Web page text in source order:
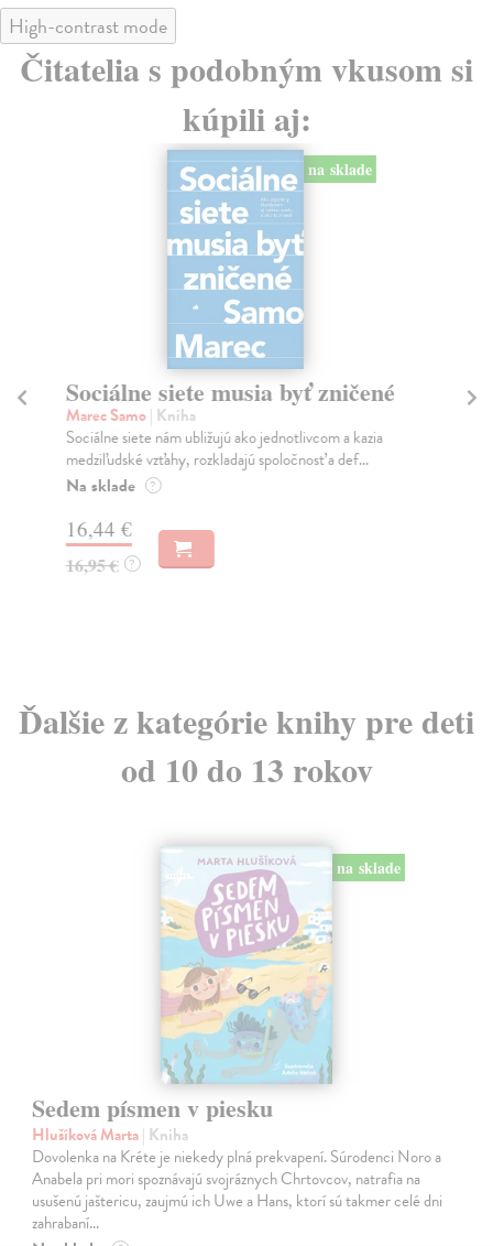
High-contrast mode
Čitatelia s podobným vkusom si
kúpili aj:
na sklade
Sociálne siete musia byť zničené
Marec Samo| Kniha
Sociálne siete nám ubližujú ako jednotlivcom a kazia
medziľudské vzťahy, rozkladajú spoločnosť a def...
Na sklade ?
16,44 €
16,95 € ?
Ďalšie z kategórie knihy pre deti
od 10 do 13 rokov
na sklade
Sedem písmen v piesku
Hlušíková Marta| Kniha
Dovolenka na Kréte je niekedy plná prekvapení. Súrodenci Noro a
Anabela pri mori spoznávajú svojráznych Chrtovcov, natrafia na
usušenú jaštericu, zaujmú ich Uwe a Hans, ktorí sú takmer celé dni
zahrabaní…